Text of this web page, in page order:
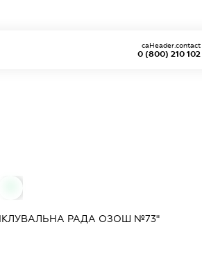
0 (800) 210 102
caHeader.contact
РАДА ОЗОШ №73"